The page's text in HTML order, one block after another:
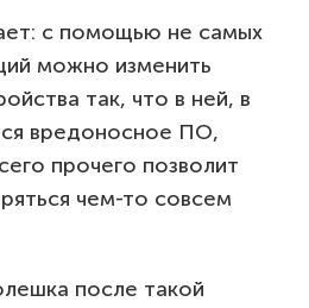
с помощью не самых
можно изменить
так, что в ней, в
вредоносное ПО,
прочего позволит
чем-то совсем
после такой